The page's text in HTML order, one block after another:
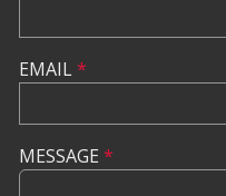
EMAIL*
MESSAGE *